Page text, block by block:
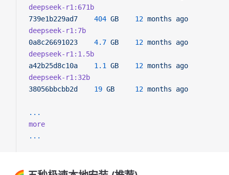
deepseek-r1:671b
739e1b229ad7
    404
GB
    12
months ago
deepseek-r1:7b
0a8c26691023
    4.7
GB
    12
months ago
deepseek-r1:1.5b
a42b25d8c10a
    1.1
GB
    12
months ago
deepseek-r1:32b
38056bbcbb2d
    19
GB
     12
months ago
...
more
...